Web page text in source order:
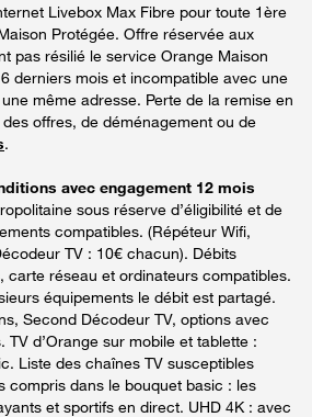
Livebox Max Fibre pour toute 1ère
Protégée. Offre réservée aux
pas résilié le service Orange Maison
derniers mois et incompatible avec une
même adresse. Perte de la remise en
offres, de déménagement ou de
.
avec engagement 12 mois
sous réserve d’éligibilité et de
compatibles. (Répéteur Wifi,
TV : 10€ chacun). Débits
carte réseau et ordinateurs compatibles.
équipements le débit est partagé.
Second Décodeur TV, options avec
d’Orange sur mobile et tablette :
Liste des chaînes TV susceptibles
compris dans le bouquet basic : les
et sportifs en direct. UHD 4K : avec